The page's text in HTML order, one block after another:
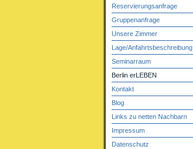
Reservierungsanfrage
Gruppenanfrage
Unsere Zimmer
Lage/Anfahrtsbeschreibung
Seminarraum
Berlin erLEBEN
Kontakt
Blog
Links zu netten Nachbarn
Impressum
Datenschutz